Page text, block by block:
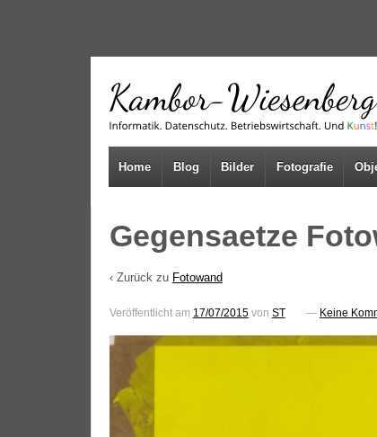
↓
MAIN
CONTENT
Home Blog Bilder Fotografie
Gegensaetze
‹ Zurück zu Fotowand
Veröffentlicht am 17/07/2015von ST — Keine